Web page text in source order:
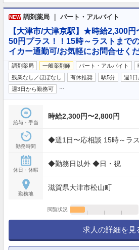
NEW 調剤薬局 ｜ パート・アルバイト
【大津市/大津京駅】★時給2,300
50円プラス！！15時～ラストま
イカー通勤可/お気軽にお問合せく
調剤薬局 一般薬剤師 パート・アルバイト
残業なし／ほぼなし
有休推奨 駅5分 週1
週3日から勤務可
給与・手当
時給2,300円〜2,800円
勤務時間
◆週1日〜応相談 15時～ラ
休日・休暇
◆勤務日以外 ◆日・祝
勤務地
滋賀県大津市松山町
閲覧状況
求人の詳細を見